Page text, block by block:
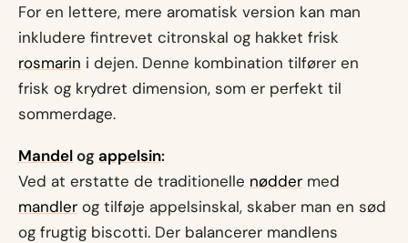
For en lettere, mere aromatisk version kan man
inkludere fintrevet citronskal og hakket frisk
rosmarin i dejen. Denne kombination tilfører en
frisk og krydret dimension, som er perfekt til
sommerdage.
Mandelog appelsin:
Ved at erstatte de traditionelle nødder med
mandler og tilføje appelsinskal, skaber man en sød
og frugtig biscotti. Der balancerer mandlens